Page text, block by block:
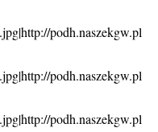
podh.naszekgw.pl
podh.naszekgw.pl
podh.naszekgw.pl